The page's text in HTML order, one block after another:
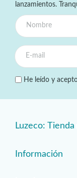
lanzamientos.
He leído y
Luzeco:
Información